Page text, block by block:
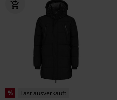
% Fast ausverkauft